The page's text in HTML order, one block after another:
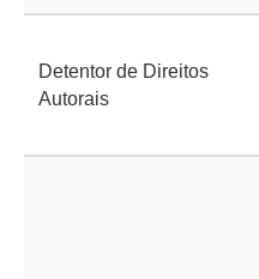
Detentor de Direitos
Autorais